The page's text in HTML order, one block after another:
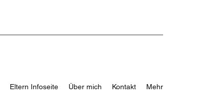
Eltern Infoseite Über mich Kontakt Mehr